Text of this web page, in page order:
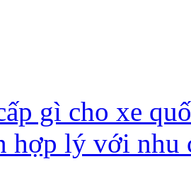
gì cho xe
hợp lý với nhu